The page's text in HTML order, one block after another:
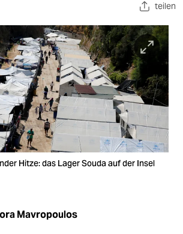
teilen
Hitze: das Lager Souda auf der Insel
Mavropoulos